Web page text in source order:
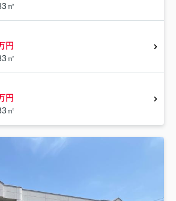
㎡
円
㎡
円
㎡